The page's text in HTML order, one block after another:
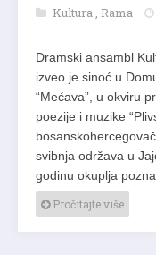
Kultura, Rama
Dramski ansambl
izveo je sinoć u
“Mećava”, u okviru
poezije i muzike
svibnja održava u
godinu okuplja
Pročitajte više